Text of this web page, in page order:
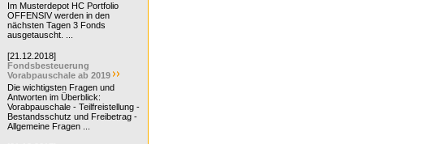
Im Musterdepot HC Portfolio
OFFENSIV werden in den
nächsten Tagen 3 Fonds
ausgetauscht. ...
[21.12.2018]
Fondsbesteuerung
Vorabpauschale ab 2019
Die wichtigsten Fragen und
Antworten im Überblick:
Vorabpauschale - Teilfreistellung -
Bestandsschutz und Freibetrag -
Allgemeine Fragen ...